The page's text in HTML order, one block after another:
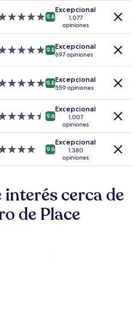
9.8
Excepcional
1,077
opiniones
9.8Excepcional
697 opiniones
9.8Excepcional
559 opiniones
9.6
Excepcional
1,007
opiniones
9.6
Excepcional
1,380
opiniones
cerca de
de Place